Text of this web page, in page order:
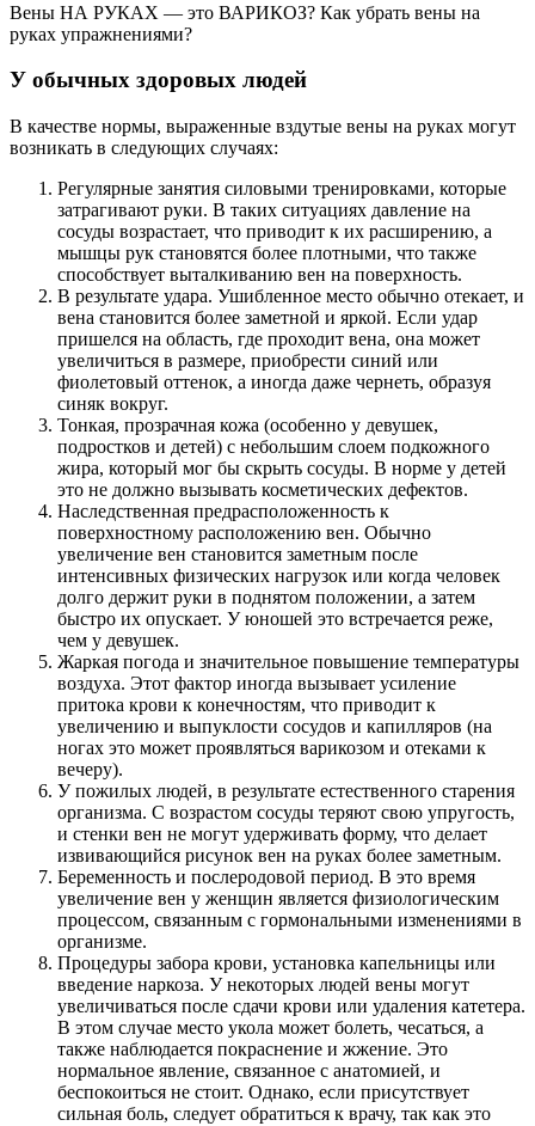
Вены НА РУКАХ — это ВАРИКОЗ? Как убрать вены на
руках упражнениями?
У обычных здоровых людей
В качестве нормы, выраженные вздутые вены на руках могут
возникать в следующих случаях:
Регулярные занятия силовыми тренировками, которые
затрагивают руки. В таких ситуациях давление на
сосуды возрастает, что приводит к их расширению, а
мышцы рук становятся более плотными, что также
способствует выталкиванию вен на поверхность.
В результате удара. Ушибленное место обычно отекает, и
вена становится более заметной и яркой. Если удар
пришелся на область, где проходит вена, она может
увеличиться в размере, приобрести синий или
фиолетовый оттенок, а иногда даже чернеть, образуя
синяк вокруг.
Тонкая, прозрачная кожа (особенно у девушек,
подростков и детей) с небольшим слоем подкожного
жира, который мог бы скрыть сосуды. В норме у детей
это не должно вызывать косметических дефектов.
Наследственная предрасположенность к
поверхностному расположению вен. Обычно
увеличение вен становится заметным после
интенсивных физических нагрузок или когда человек
долго держит руки в поднятом положении, а затем
быстро их опускает. У юношей это встречается реже,
чем у девушек.
Жаркая погода и значительное повышение температуры
воздуха. Этот фактор иногда вызывает усиление
притока крови к конечностям, что приводит к
увеличению и выпуклости сосудов и капилляров (на
ногах это может проявляться варикозом и отеками к
вечеру).
У пожилых людей, в результате естественного старения
организма. С возрастом сосуды теряют свою упругость,
и стенки вен не могут удерживать форму, что делает
извивающийся рисунок вен на руках более заметным.
Беременность и послеродовой период. В это время
увеличение вен у женщин является физиологическим
процессом, связанным с гормональными изменениями в
организме.
Процедуры забора крови, установка капельницы или
введение наркоза. У некоторых людей вены могут
увеличиваться после сдачи крови или удаления катетера.
В этом случае место укола может болеть, чесаться, а
также наблюдается покраснение и жжение. Это
нормальное явление, связанное с анатомией, и
беспокоиться не стоит. Однако, если присутствует
сильная боль, следует обратиться к врачу, так как это